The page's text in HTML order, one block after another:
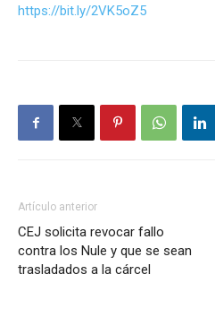
https://bit.ly/2VK5oZ5
Artículo anterior
CEJ solicita revocar fallo
contra los Nule y que se sean
trasladados a la cárcel